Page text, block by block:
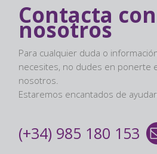
Contacta con
nosotros
Para cualquier duda o
necesites, no dudes en ponerte
nosotros.
Estaremos encantados de
(+34) 985 180 153